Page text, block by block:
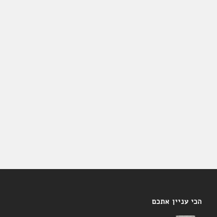
הכי עניין אתכם